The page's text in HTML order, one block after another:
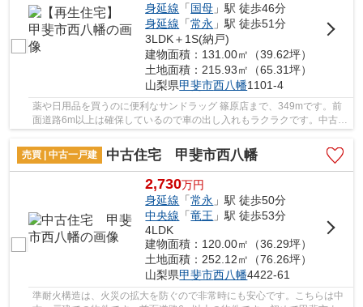
身延線 「国母 」駅 徒歩46分
身延線 「常永 」駅 徒歩51分
3LDK＋1S(納戸)
建物面積：131.00㎡（39.62坪）
土地面積：215.93㎡（65.31坪）
山梨県甲斐市西八幡1101-4
薬や日用品を買うのに便利なサンドラッグ 篠原店まで、349mです。前
面道路6m以上は確保しているので車の出し入れもラクラクです。中古戸
建てながら、室内はとてもきれいです。吹き抜け...
売買 | 中古一戸建
中古住宅 甲斐市西八幡
2,730万円
身延線 「常永 」駅 徒歩50分
中央線 「竜王 」駅 徒歩53分
4LDK
建物面積：120.00㎡（36.29坪）
土地面積：252.12㎡（76.26坪）
山梨県甲斐市西八幡4422-61
準耐火構造は、火災の拡大を防ぐので非常時にも安心です。こちらは中